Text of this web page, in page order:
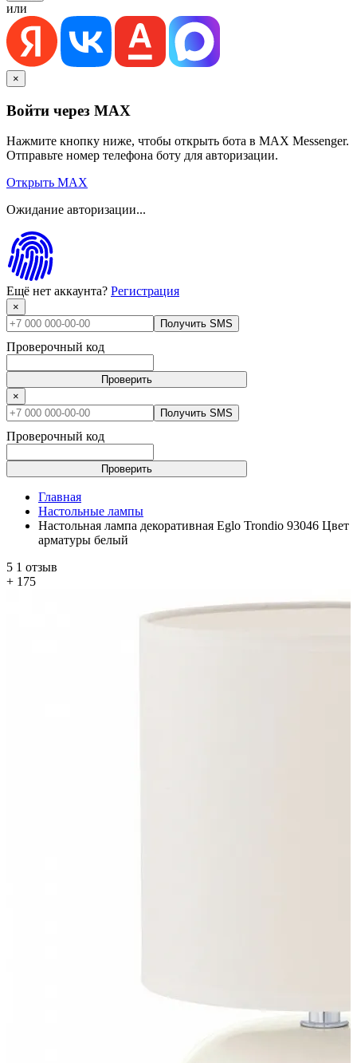
или
×
Войти через MAX
Нажмите кнопку ниже, чтобы открыть бота в MAX Messenger.
Отправьте номер телефона боту для авторизации.
Открыть MAX
Ожидание авторизации...
Ещё нет аккаунта? Регистрация
×
Получить SMS
Проверочный код
Проверить
×
Получить SMS
Проверочный код
Проверить
Главная
Настольные лампы
Настольная лампа декоративная Eglo Trondio 93046 Цвет
арматуры белый
5 1 отзыв
+ 175